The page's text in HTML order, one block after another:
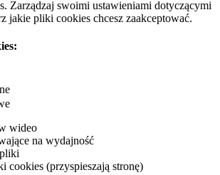
Zarządzaj swoimi ustawieniami dotyczącymi
jakie pliki cookies chcesz zaakceptować.
wideo
na wydajność
cookies (przyspieszają stronę)